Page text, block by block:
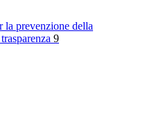
la prevenzione della
9